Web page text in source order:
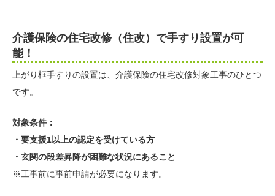
介護保険の住宅改修（住改）で手すり設置が可
能！
上がり框手すりの設置は、介護保険の住宅改修対象工事のひとつ
です。
対象条件：
・要支援1以上の認定を受けている方
・玄関の段差昇降が困難な状況にあること
※工事前に事前申請が必要になります。